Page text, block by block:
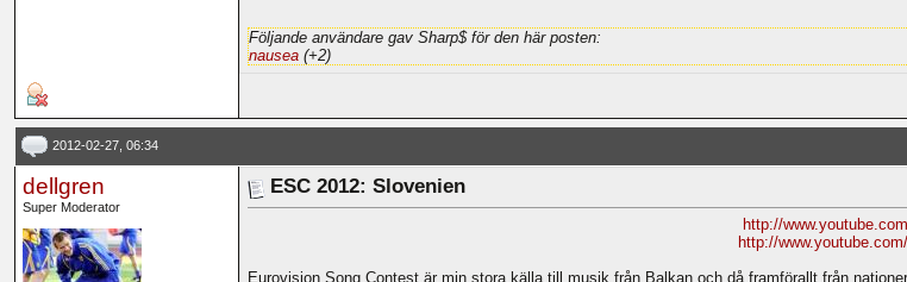
Följande användare gav Sharp$ för den här posten:
nausea(+2)
2012-02-27, 06:34
dellgren
Super Moderator
ESC 2012: Slovenien
http://
http://
Eurovision Song Contest är min stora källa till musik från Balkan och då framförallt från